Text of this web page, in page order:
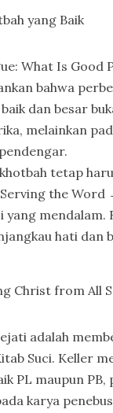
yang Baik
What Is Good
bahwa
dan besar
melainkan
tetap
the Word
yang mendalam.
hati dan
Christ from All
adalah
Suci. Keller
PL maupun PB,
karya